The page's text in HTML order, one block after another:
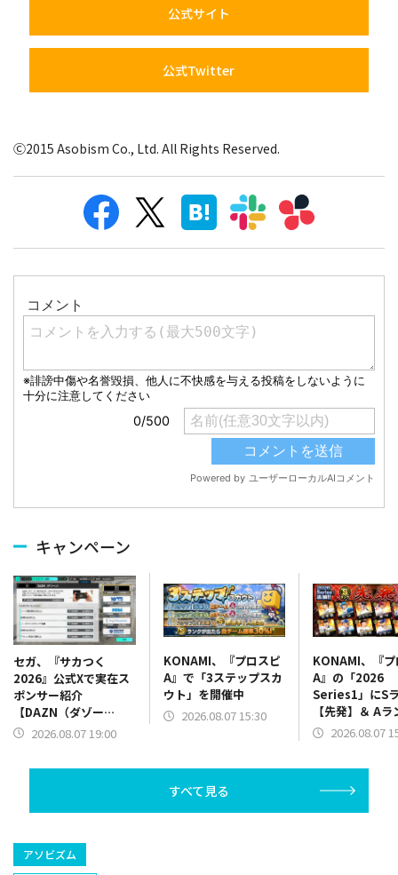
公式サイト
公式Twitter
Ⓒ2015 Asobism Co., Ltd. All Rights Reserved.
キャンペーン
セガ、『サカつく
2026』公式Xで実在ス
ポンサー紹介
【DAZN（ダゾー
ン）】篇をポスト
2026.08.07 19:00
KONAMI、『プロスピ
A』で「3ステップスカ
ウト」を開催中
2026.08.07 15:30
KONAMI、『
A』の「2026
Series1」にS
【先発】＆ Aラ
【野手】新登
塁手)、持丸泰
捕手)など
2026.08.07
すべて見る
アソビズム